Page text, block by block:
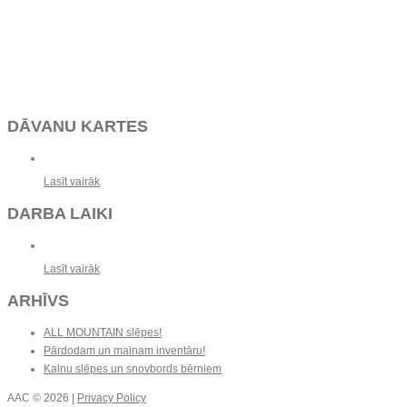
DĀVANU KARTES
Lasīt vairāk
DARBA LAIKI
Lasīt vairāk
ARHĪVS
ALL MOUNTAIN slēpes!
Pārdodam un mainam inventāru!
Kalnu slēpes un snovbords bērniem
AAC © 2026 | Privacy Policy